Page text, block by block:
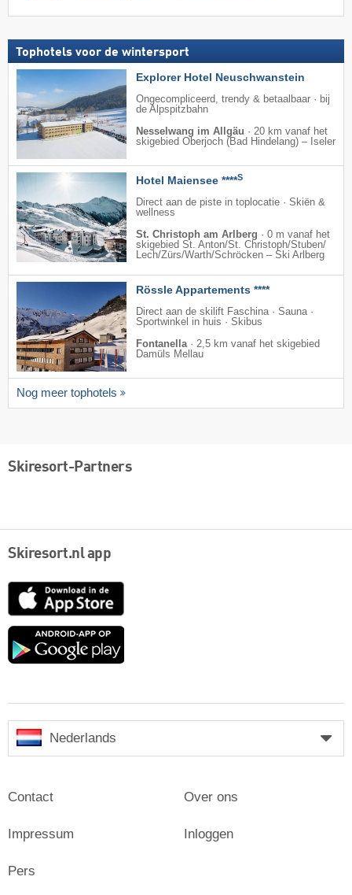
Tophotels voor de wintersport
Explorer Hotel Neuschwanstein
Ongecompliceerd, trendy & betaalbaar · bij
de Alpspitzbahn
Nesselwang im Allgäu · 20 km vanaf het
skigebied Oberjoch (Bad Hindelang) – Iseler
Hotel Maiensee ****S
Direct aan de piste in toplocatie · Skiën &
wellness
St. Christoph am Arlberg · 0 m vanaf het
skigebied St. Anton/​St. Christoph/​Stuben/​
Lech/​Zürs/​Warth/​Schröcken – Ski Arlberg
Rössle Appartements ****
Direct aan de skilift Faschina · Sauna ·
Sportwinkel in huis · Skibus
Fontanella · 2,5 km vanaf het skigebied
Damüls Mellau
Nog meer tophotels
Skiresort-Partners
Skiresort.nl app
App
Google
Nederlands
Contact
Impressum
Pers
Over ons
Inloggen